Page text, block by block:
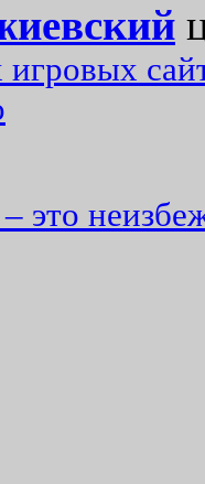
это